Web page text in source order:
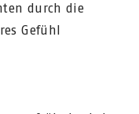
durch die
Gefühl